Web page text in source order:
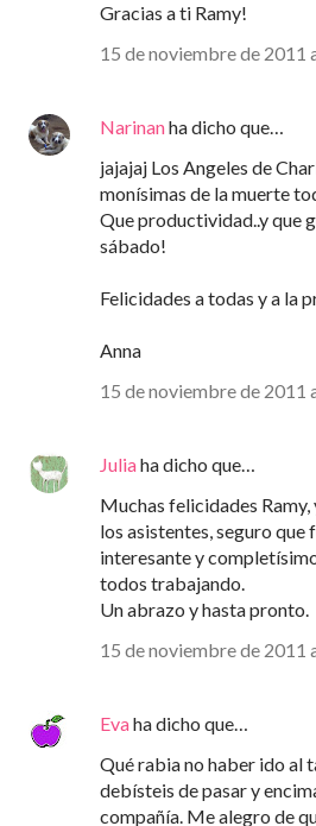
Gracias a ti Ramy!
15 de noviembre de 2011
Narinanha dicho que…
jajajaj Los Angeles de
monísimas de la muerte
Que productividad..y que
sábado!
Felicidades a todas y a la
Anna
15 de noviembre de 2011
Juliaha dicho que…
Muchas felicidades
los asistentes, seguro que
interesante y
todos trabajando.
Un abrazo y hasta pronto.
15 de noviembre de 2011
Evaha dicho que…
Qué rabia no haber ido al
debísteis de pasar y
compañía. Me alegro de